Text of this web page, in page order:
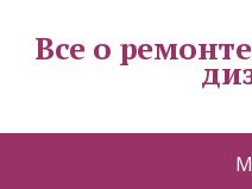
Все о